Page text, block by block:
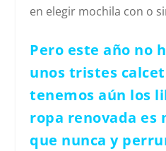
en elegir mochila con o
Pero este año no
unos tristes
tenemos aún los
ropa renovada es
que nunca y